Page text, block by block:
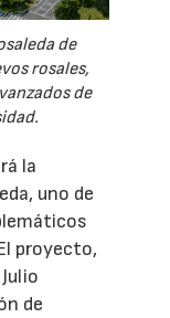
de
rosales,
de
la
uno de
proyecto,
de